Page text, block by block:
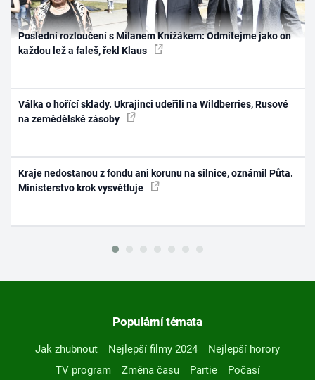
Poslední rozloučení s Milanem Knížákem: Odmítejme jako on
každou lež a faleš, řekl Klaus
Válka o hořící sklady. Ukrajinci udeřili na Wildberries, Rusové
na zemědělské zásoby
Kraje nedostanou z fondu ani korunu na silnice, oznámil Půta.
Ministerstvo krok vysvětluje
Populární témata
Jak zhubnout Nejlepší filmy 2024
Nejlepší horory
TV program
Změna času Partie
Počasí